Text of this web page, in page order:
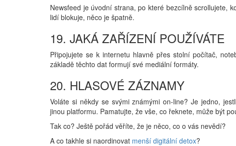
Newsfeed je úvodní strana, po které bezcílně scrollujete,
lidí blokuje, něco je špatně.
19. JAKÁ ZAŘÍZENÍ POUŽÍVÁTE
Připojujete se k internetu hlavně přes stolní počítač,
základě těchto dat formují své mediální formáty.
20. HLASOVÉ ZÁZNAMY
Voláte si někdy se svými známými on-line? Je jedno,
jinou platformu. Pamatujte, že vše, co řeknete, může být
Tak co? Ještě pořád věříte, že je něco, co o vás nevědí?
A co takhle si naordinovat menší digitální detox?